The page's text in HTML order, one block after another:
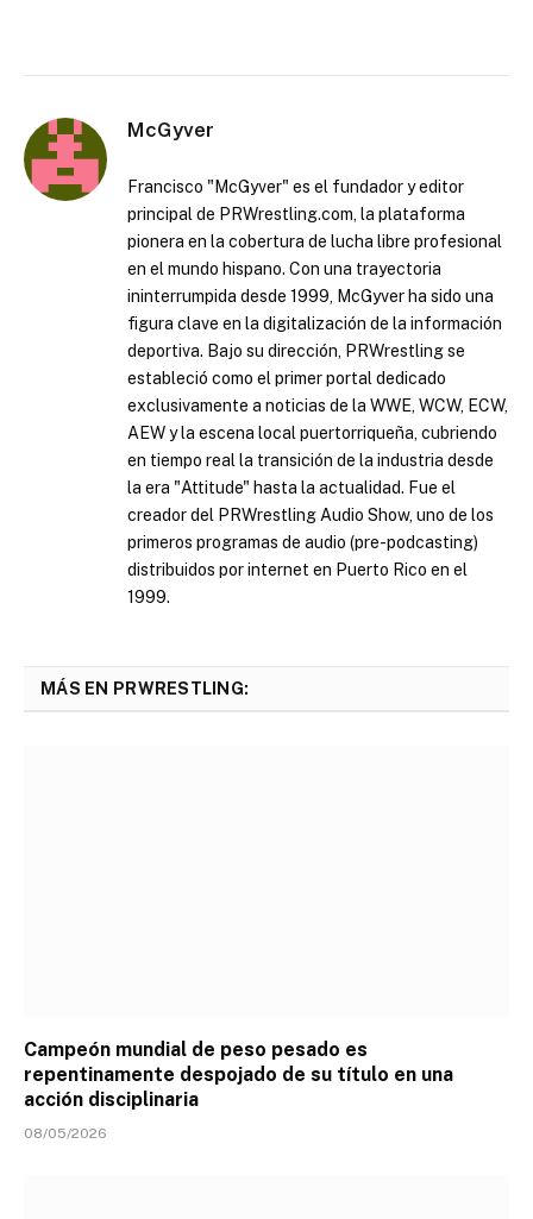
McGyver
Francisco "McGyver" es el fundador y editor
principal de PRWrestling.com, la plataforma
pionera en la cobertura de lucha libre profesional
en el mundo hispano. Con una trayectoria
ininterrumpida desde 1999, McGyver ha sido una
figura clave en la digitalización de la información
deportiva. Bajo su dirección, PRWrestling se
estableció como el primer portal dedicado
exclusivamente a noticias de la WWE, WCW, ECW,
AEW y la escena local puertorriqueña, cubriendo
en tiempo real la transición de la industria desde
la era "Attitude" hasta la actualidad. Fue el
creador del PRWrestling Audio Show, uno de los
primeros programas de audio (pre-podcasting)
distribuidos por internet en Puerto Rico en el
1999.
MÁS EN PRWRESTLING:
Campeón mundial de peso pesado es
repentinamente despojado de su título en una
acción disciplinaria
08/05/2026